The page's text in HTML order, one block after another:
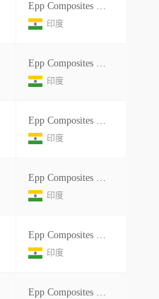
Epp Composites Private Limited
印度
Epp Composites Pvt Ltd.
印度
Epp Composites Private Limited
印度
Epp Composites Private Limited
印度
Epp Composites Pvt Ltd.
印度
Epp Composites Pvt Ltd.